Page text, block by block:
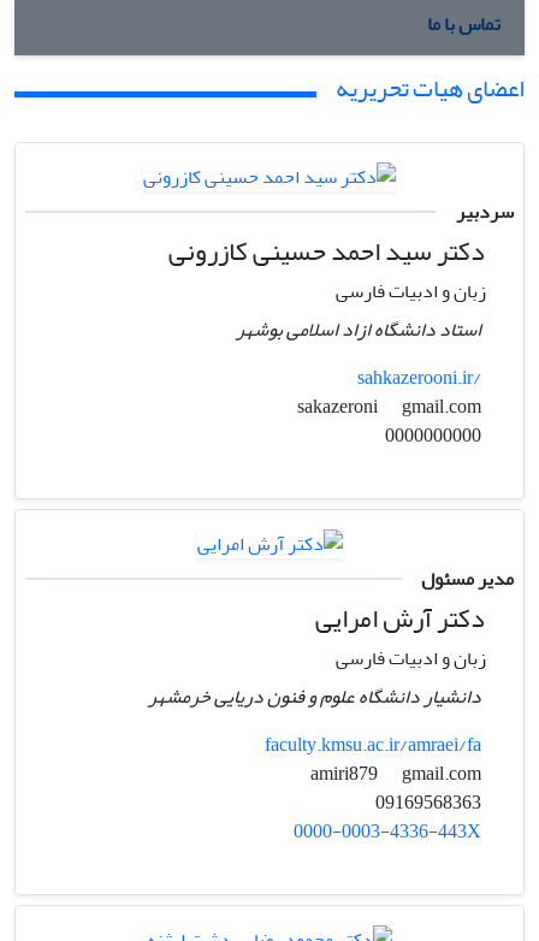
تماس با ما
اعضای هیات تحریریه
سردبیر
دکتر سید احمد حسینی کازرونی
زبان و ادبیات فارسی
استاد دانشگاه ازاد اسلامی بوشهر
sahkazerooni.ir/
gmail.com
مدیر مسئول
دکتر آرش امرایی
زبان و ادبیات فارسی
دانشیار دانشگاه علوم و فنون دریایی خرمشهر
faculty.kmsu.ac.ir/amraei/fa
gmail.com
0000-0003-4336-443X